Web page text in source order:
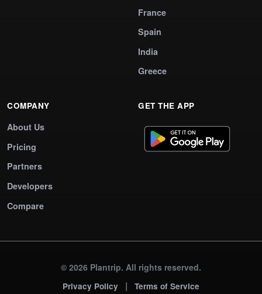
France
Spain
India
Greece
COMPANY
About Us
Pricing
Partners
Developers
Compare
GET THE APP
© 2026 Plantrip. All rights reserved.
Privacy Policy | Terms of Service